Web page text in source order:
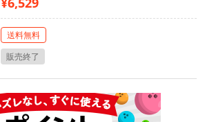
送料無料
販売終了